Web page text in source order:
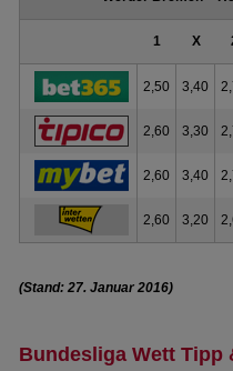
1 X
2,50 3,40
2,60 3,30
2,60 3,40
2,60 3,20
(Stand: 27. Januar 2016)
Bundesliga Wett Tipp